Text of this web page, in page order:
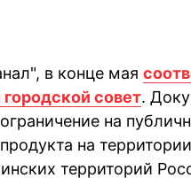
в конце мая
совет.
на
на
территорий